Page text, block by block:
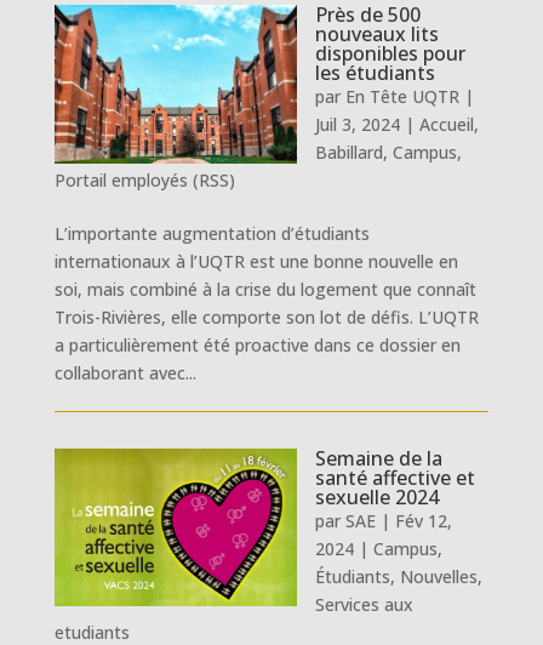
Près de 500
nouveaux lits
disponibles pour
les étudiants
par En Tête UQTR|
Juil 3, 2024| Accueil,
Babillard, Campus,
Portail employés (RSS)
L’importante augmentation d’étudiants
internationaux à l’UQTR est une bonne nouvelle en
soi, mais combiné à la crise du logement que connaît
Trois-Rivières, elle comporte son lot de défis. L’UQTR
a particulièrement été proactive dans ce dossier en
collaborant avec...
Semaine de la
santé affective et
sexuelle 2024
par SAE| Fév 12,
2024| Campus,
Étudiants, Nouvelles,
Services aux
etudiants